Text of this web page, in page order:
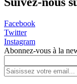
Facebook
Twitter
Instagram
Abonnez-vous à la